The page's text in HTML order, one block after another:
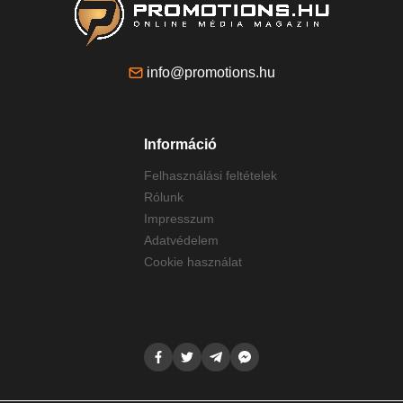
info@promotions.hu
Információ
Felhasználási feltételek
Rólunk
Impresszum
Adatvédelem
Cookie használat